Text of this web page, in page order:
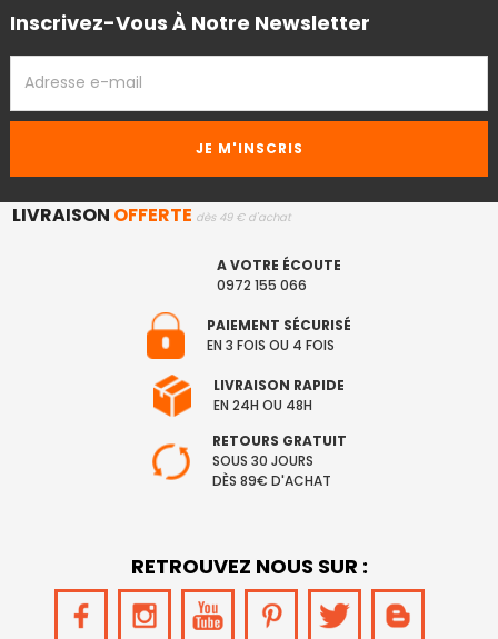
Inscrivez-Vous À Notre Newsletter
EMAIL
LIVRAISON OFFERTE dès 49 € d'achat
A VOTRE ÉCOUTE
0972 155 066
PAIEMENT SÉCURISÉ
EN 3 FOIS OU 4 FOIS
LIVRAISON RAPIDE
EN 24H OU 48H
RETOURS GRATUIT
SOUS 30 JOURS
DÈS 89€ D'ACHAT
RETROUVEZ NOUS SUR :